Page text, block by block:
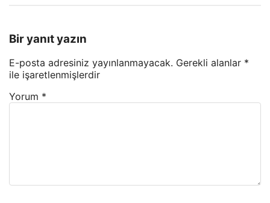
Bir yanıt yazın
E-posta adresiniz yayınlanmayacak. Gerekli alanlar *
ile işaretlenmişlerdir
Yorum *